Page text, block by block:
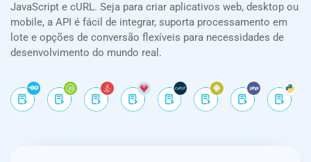
JavaScript e cURL. Seja para criar aplicativos web, desktop ou
mobile, a API é fácil de integrar, suporta processamento em
lote e opções de conversão flexíveis para necessidades de
desenvolvimento do mundo real.